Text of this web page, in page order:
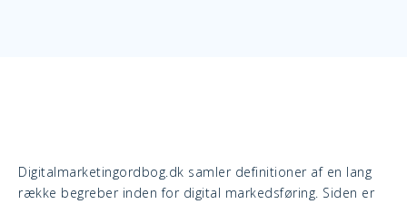
Digitalmarketingordbog.dk samler definitioner af en lang
række begreber inden for digital markedsføring. Siden er